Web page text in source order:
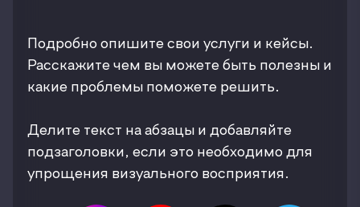
Подробно опишите свои услуги и кейсы.
Расскажите чем вы можете быть полезны и
какие проблемы поможете решить.
Делите текст на абзацы и добавляйте
подзаголовки, если это необходимо для
упрощения визуального восприятия.